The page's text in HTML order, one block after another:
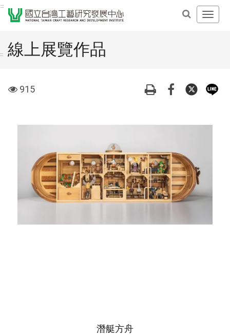
跳
要
內
:::
開
單
::: 線上展覽作品
visit
915
潛艇方舟